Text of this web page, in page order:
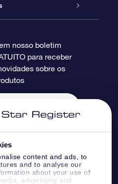
content and ads, to
and to analyse our
about your use of
advertising and
OSR
da OSR
the stars
nosso boletim
para receber
sobre os